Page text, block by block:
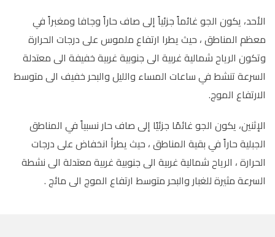
الأحد، يكون الجو غائماً جزئياً إلى صاف حاراً وجافا ومغبراً في
معظم المناطق ، حيث يطرا ارتفاع ملموس على درجات الحرارة
وتكون الرياح شمالية غربية الى جنوبية غربية خفيفة الى معتدلة
السرعة تنشط في ساعات المساء والليل والبحر خفيف الى متوسط
الارتفاع الموج.
الإثنين، يكون الجو غائمًا جزئيًا إلى صاف حار نسبياً في المناطق
الجبلية حاراً في بقية المناطق ، حيث يطرأ انخفاض على درجات
الحرارة ، الرياح شمالية غربية الى جنوبية غربية معتدلة الى نشطة
السرعة مثيرة للغبار والبحر متوسط ارتفاع الموج الى مائج .